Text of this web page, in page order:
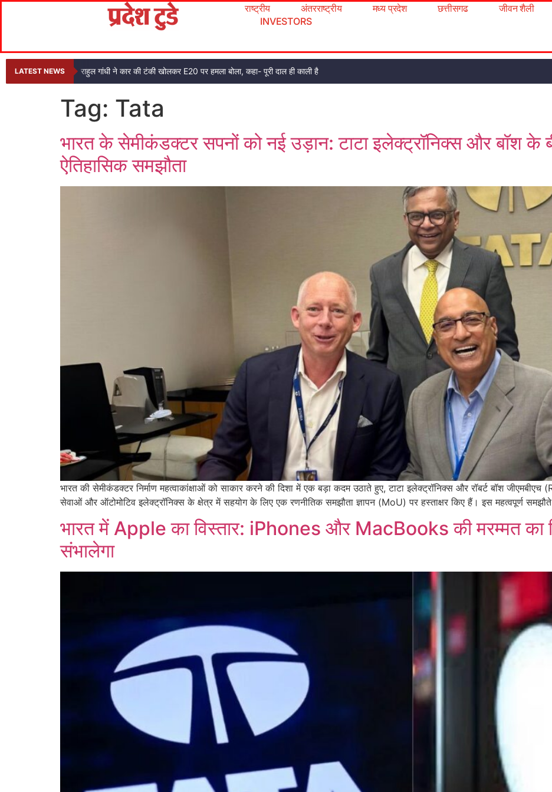
राष्ट्रीय अंतरराष्ट्रीय मध्य प्रदेश छत्तीसगढ जीवन शैली
INVESTORS
LATEST NEWS राहुल गांधी ने कार की टंकी खोलकर E20 पर हमला बोला, कहा- पूरी दाल ही काली है
Tag: Tata
भारत के सेमीकंडक्टर सपनों को नई उड़ान: टाटा इलेक्ट्रॉनिक्स और बॉश के
ऐतिहासिक समझौता
भारत की सेमीकंडक्टर निर्माण महत्वाकांक्षाओं को साकार करने की दिशा में एक बड़ा कदम उठाते हुए, टाटा इलेक्ट्रॉनिक्स और रॉबर्ट बॉश
सेवाओं और ऑटोमोटिव इलेक्ट्रॉनिक्स के क्षेत्र में सहयोग के लिए एक रणनीतिक समझौता ज्ञापन (MoU) पर हस्ताक्षर किए हैं। इस महत्वपूर्ण
भारत में Apple का विस्तार: iPhones और MacBooks की मरम्मत का
संभालेगा